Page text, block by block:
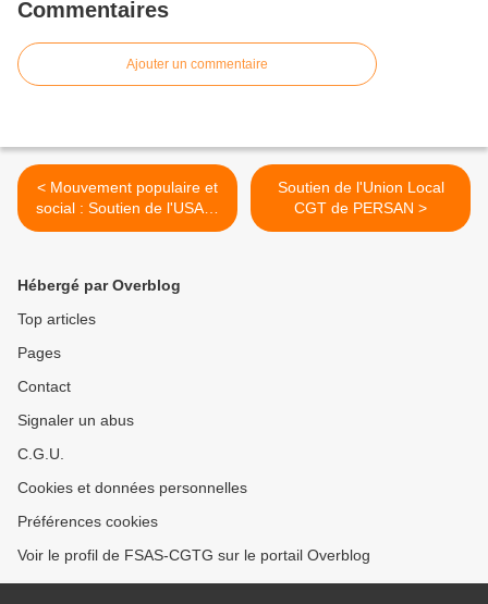
Commentaires
Ajouter un commentaire
< Mouvement populaire et
social : Soutien de l'USAP-
CGT
Soutien de l'Union Local
CGT de PERSAN >
Hébergé par Overblog
Top articles
Pages
Contact
Signaler un abus
C.G.U.
Cookies et données personnelles
Préférences cookies
Voir le profil de FSAS-CGTG sur le portail Overblog